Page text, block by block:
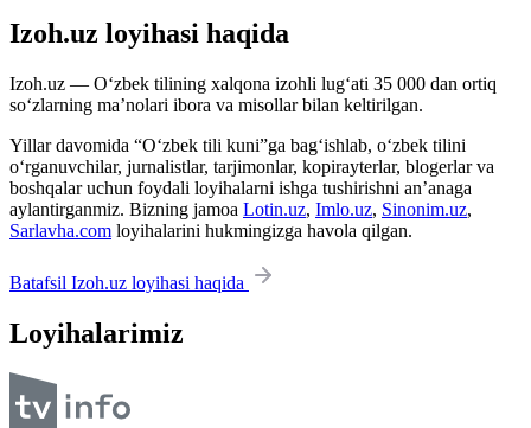
Izoh.uz loyihasi haqida
Izoh.uz — O‘zbek tilining xalqona izohli lug‘ati 35 000 dan ortiq
so‘zlarning ma’nolari ibora va misollar bilan keltirilgan.
Yillar davomida “O‘zbek tili kuni”ga bag‘ishlab, o‘zbek tilini
o‘rganuvchilar, jurnalistlar, tarjimonlar, kopirayterlar, blogerlar va
boshqalar uchun foydali loyihalarni ishga tushirishni an’anaga
aylantirganmiz. Bizning jamoa Lotin.uz, Imlo.uz, Sinonim.uz,
Sarlavha.com loyihalarini hukmingizga havola qilgan.
Batafsil Izoh.uz loyihasi haqida
Loyihalarimiz